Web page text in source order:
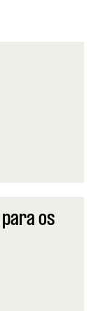
os
os 50 anos